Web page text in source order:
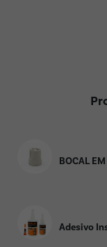
BOCAL
Adesivo